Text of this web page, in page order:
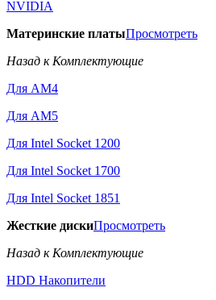
NVIDIA
Материнские платыПросмотреть
Назад к Комплектующие
Для AM4
Для AM5
Для Intel Socket 1200
Для Intel Socket 1700
Для Intel Socket 1851
Жесткие дискиПросмотреть
Назад к Комплектующие
HDD Накопители